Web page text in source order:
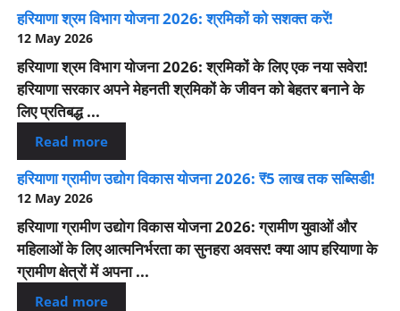
हरियाणा श्रम विभाग योजना 2026: श्रमिकों को सशक्त करें!
12 May 2026
हरियाणा श्रम विभाग योजना 2026: श्रमिकों के लिए एक नया सवेरा!
हरियाणा सरकार अपने मेहनती श्रमिकों के जीवन को बेहतर बनाने के
लिए प्रतिबद्ध ...
Read more
हरियाणा ग्रामीण उद्योग विकास योजना 2026: ₹5 लाख तक सब्सिडी!
12 May 2026
हरियाणा ग्रामीण उद्योग विकास योजना 2026: ग्रामीण युवाओं और
महिलाओं के लिए आत्मनिर्भरता का सुनहरा अवसर! क्या आप हरियाणा के
ग्रामीण क्षेत्रों में अपना ...
Read more